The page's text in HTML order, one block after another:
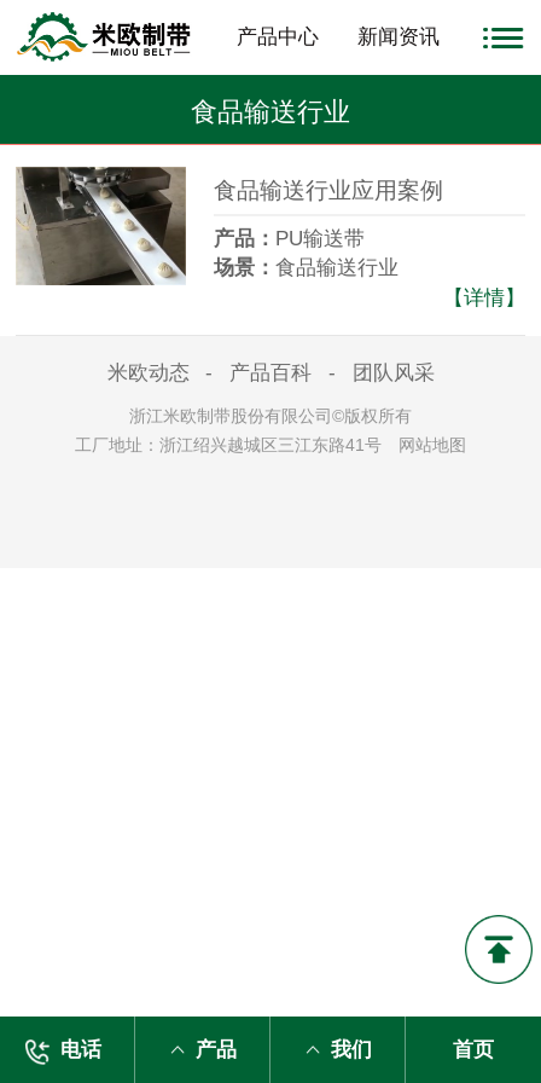
产品中心 新闻资讯
食品输送行业
食品输送行业应用案例
产品： PU输送带
场景：食品输送行业
专门生产包子机、饺子机等
证书的企业合作，王总找到我们，
【详情】
米欧动态 - 产品百科 - 团队风采
浙江米欧制带股份有限公司©版权所有
工厂地址：浙江绍兴越城区三江东路41号
网站地图
电话 产品 我们 首页